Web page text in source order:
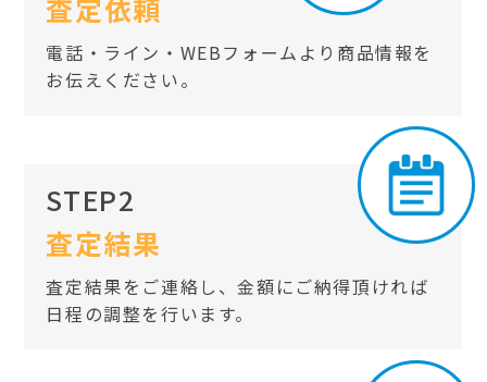
査定依頼
電話・ライン・WEBフォームより商品情報を
お伝えください。
STEP2
査定結果
査定結果をご連絡し、金額にご納得頂ければ
日程の調整を行います。